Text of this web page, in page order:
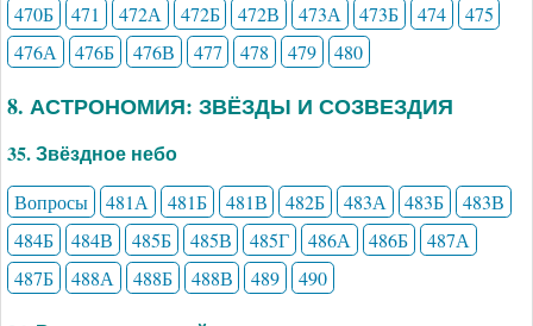
470Б
471 472А 472Б 472В 473А 473Б 474
475
476А
476Б 476В 477 478 479 480
8. АСТРОНОМИЯ: ЗВЁЗДЫ И СОЗВЕЗДИЯ
35. Звёздное небо
Вопросы 481А 481Б 481В 482Б 483А 483Б
483В
484Б
484В 485Б 485В 485Г 486А 486Б
487А
487Б
488А 488Б 488В 489 490